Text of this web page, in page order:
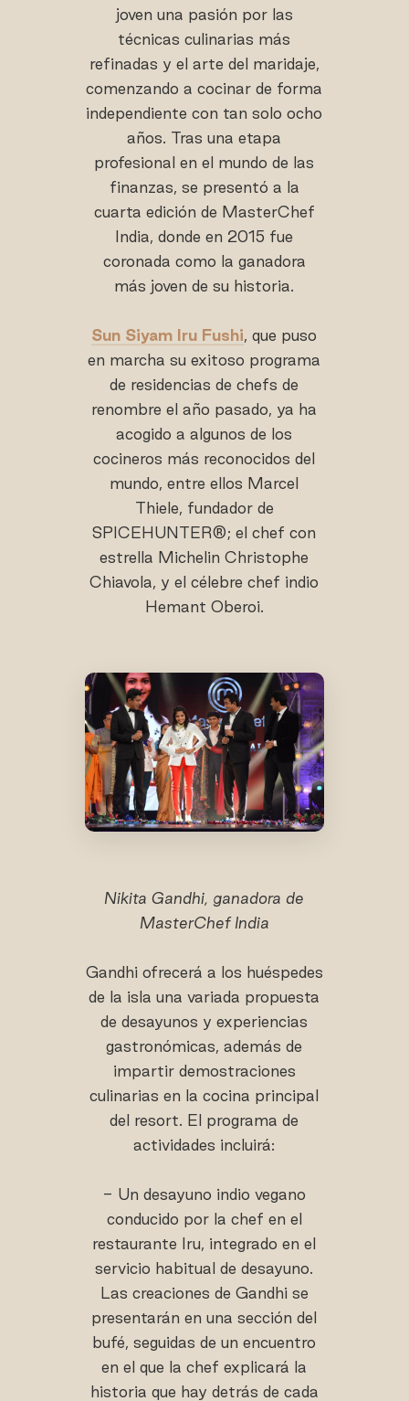
joven una pasión por las
técnicas culinarias más
refinadas y el arte del maridaje,
comenzando a cocinar de forma
independiente con tan solo ocho
años. Tras una etapa
profesional en el mundo de las
finanzas, se presentó a la
cuarta edición de MasterChef
India, donde en 2015 fue
coronada como la ganadora
más joven de su historia.
Sun Siyam Iru Fushi, que puso
en marcha su exitoso programa
de residencias de chefs de
renombre el año pasado, ya ha
acogido a algunos de los
cocineros más reconocidos del
mundo, entre ellos Marcel
Thiele, fundador de
SPICEHUNTER®; el chef con
estrella Michelin Christophe
Chiavola, y el célebre chef indio
Hemant Oberoi.
Nikita Gandhi, ganadora de
MasterChef India
Gandhi ofrecerá a los huéspedes
de la isla una variada propuesta
de desayunos y experiencias
gastronómicas, además de
impartir demostraciones
culinarias en la cocina principal
del resort. El programa de
actividades incluirá:
- Un desayuno indio vegano
conducido por la chef en el
restaurante Iru, integrado en el
servicio habitual de desayuno.
Las creaciones de Gandhi se
presentarán en una sección del
bufé, seguidas de un encuentro
en el que la chef explicará la
historia que hay detrás de cada